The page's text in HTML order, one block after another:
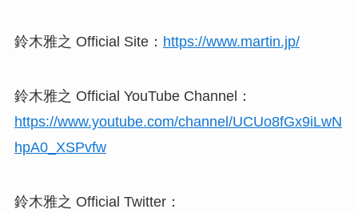
鈴木雅之 Official Site： https://www.martin.jp/
鈴木雅之 Official YouTube Channel：
https://www.youtube.com/channel/UCUo8fGx9iLwN
hpA0_XSPvfw
鈴木雅之 Official Twitter：